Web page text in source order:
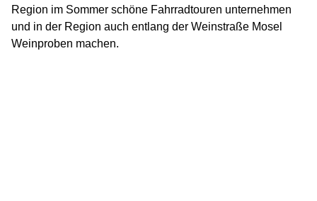
Region im Sommer schöne Fahrradtouren unternehmen
und in der Region auch entlang der Weinstraße Mosel
Weinproben machen.